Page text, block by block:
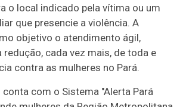
o local indicado pela vítima ou um
que presencie a violência. A
objetivo o atendimento ágil,
redução, cada vez mais, de toda e
contra as mulheres no Pará.
conta com o Sistema "Alerta Pará